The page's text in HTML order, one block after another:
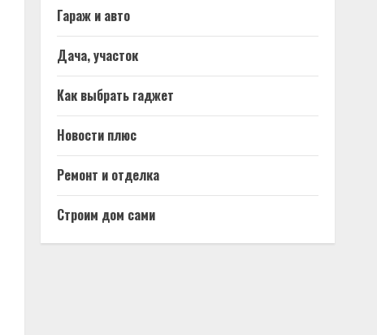
Гараж и авто
Дача, участок
Как выбрать гаджет
Новости плюс
Ремонт и отделка
Строим дом сами